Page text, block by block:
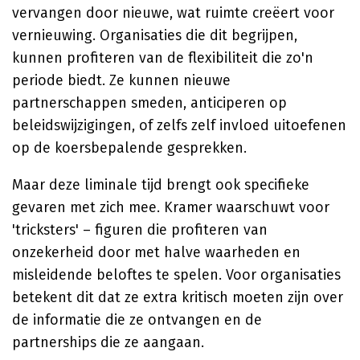
vervangen door nieuwe, wat ruimte creëert voor
vernieuwing. Organisaties die dit begrijpen,
kunnen profiteren van de flexibiliteit die zo'n
periode biedt. Ze kunnen nieuwe
partnerschappen smeden, anticiperen op
beleidswijzigingen, of zelfs zelf invloed uitoefenen
op de koersbepalende gesprekken.
Maar deze liminale tijd brengt ook specifieke
gevaren met zich mee. Kramer waarschuwt voor
'tricksters' – figuren die profiteren van
onzekerheid door met halve waarheden en
misleidende beloftes te spelen. Voor organisaties
betekent dit dat ze extra kritisch moeten zijn over
de informatie die ze ontvangen en de
partnerships die ze aangaan.